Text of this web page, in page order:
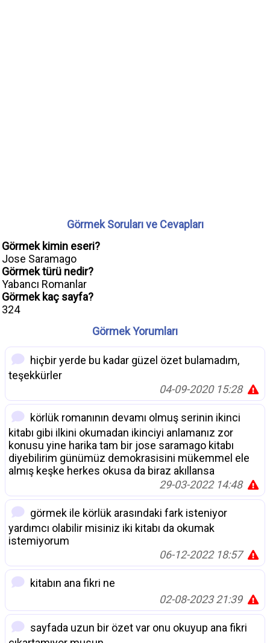
Görmek Soruları ve Cevapları
Görmek kimin eseri?
Jose Saramago
Görmek türü nedir?
Yabancı Romanlar
Görmek kaç sayfa?
324
Görmek Yorumları
hiçbir yerde bu kadar güzel özet bulamadım,
teşekkürler
04-09-2020 15:28
körlük romanının devamı olmuş serinin ikinci
kitabı gibi ilkini okumadan ikinciyi anlamanız zor
konusu yine harika tam bir jose saramago kitabı
diyebilirim günümüz demokrasisini mükemmel ele
almış keşke herkes okusa da biraz akıllansa
29-03-2022 14:48
görmek ile körlük arasındaki fark isteniyor
yardımcı olabilir misiniz iki kitabı da okumak
istemiyorum
06-12-2022 18:57
kitabın ana fikri ne
02-08-2023 21:39
sayfada uzun bir özet var onu okuyup ana fikri